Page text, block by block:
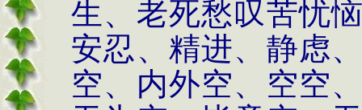
生、老死愁叹苦忧
安忍、精进、静虑
空、内外空、空空